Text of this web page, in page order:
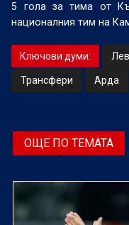
5 гола за тима от
националния тим на
Ключови думи:
Трансфери Арда
ОЩЕ ПО ТЕМАТА